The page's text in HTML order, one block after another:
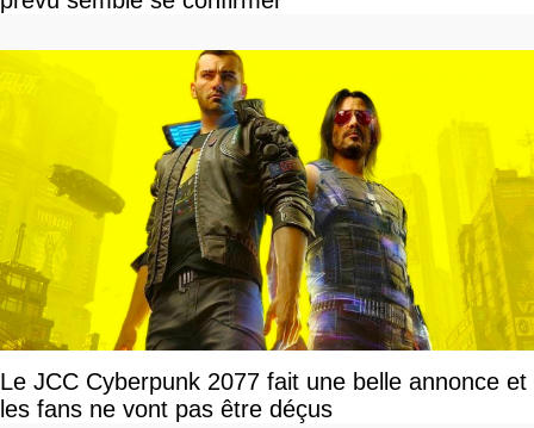
Le JCC Cyberpunk 2077 fait une belle annonce et
les fans ne vont pas être déçus